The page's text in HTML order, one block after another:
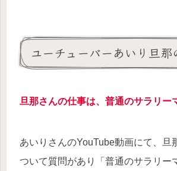
ユーチューバーあいり旦那
旦那さんの仕事は、普通のサラリー
あいりさんのYouTube動画にて、旦
ついて質問があり「普通のサラリー